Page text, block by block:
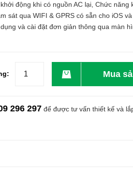
động khi có nguồn AC lại, Chức năng
sát qua WIFI & GPRS có sẵn cho iOS
và cài đặt đơn giản thông qua màn
Mua
296 297 để được tư vấn thiết kế và